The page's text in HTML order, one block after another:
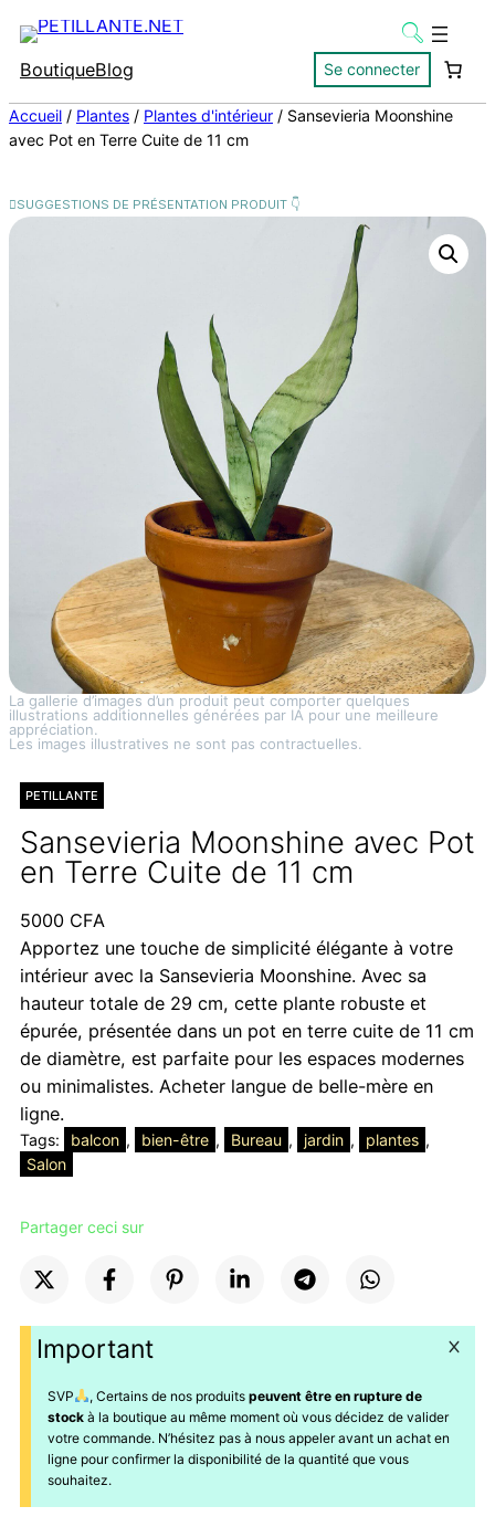
BoutiqueBlog Se connecter
Accueil / Plantes / Plantes d'intérieur / Sansevieria Moonshine
avec Pot en Terre Cuite de 11 cm
La gallerie d’images d’un produit peut comporter quelques
illustrations additionnelles générées par IA pour une meilleure
appréciation.
Les images illustratives ne sont pas contractuelles.
PETILLANTE
Sansevieria Moonshine avec Pot
en Terre Cuite de 11 cm
5000 CFA
Apportez une touche de simplicité élégante à votre
intérieur avec la Sansevieria Moonshine. Avec sa
hauteur totale de 29 cm, cette plante robuste et
épurée, présentée dans un pot en terre cuite de 11 cm
de diamètre, est parfaite pour les espaces modernes
ou minimalistes. Acheter langue de belle-mère en
ligne.
Tags: balcon , bien-être , Bureau , jardin , plantes
Salon
Partager ceci sur
Important
SVP , Certains de nos produits peuvent être en rupture de
stock à la boutique au même moment où vous décidez de valider
votre commande. N’hésitez pas à nous appeler avant un achat en
ligne pour confirmer la disponibilité de la quantité que vous
souhaitez.